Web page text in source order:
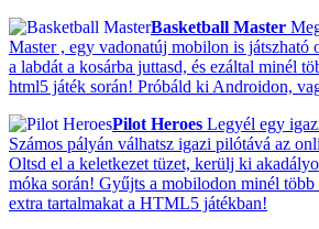
Basketball Master
Master , egy vadonatúj mobilon is játszható
a labdát a kosárba juttasd, és ezáltal minél
html5 játék során! Próbáld ki Androidon,
Pilot Heroes Legyél egy
Számos pályán válhatsz igazi pilótává az
Oltsd el a keletkezet tüzet, kerülj ki
móka során! Gyűjts a mobilodon minél
extra tartalmakat a HTML5 játékban!